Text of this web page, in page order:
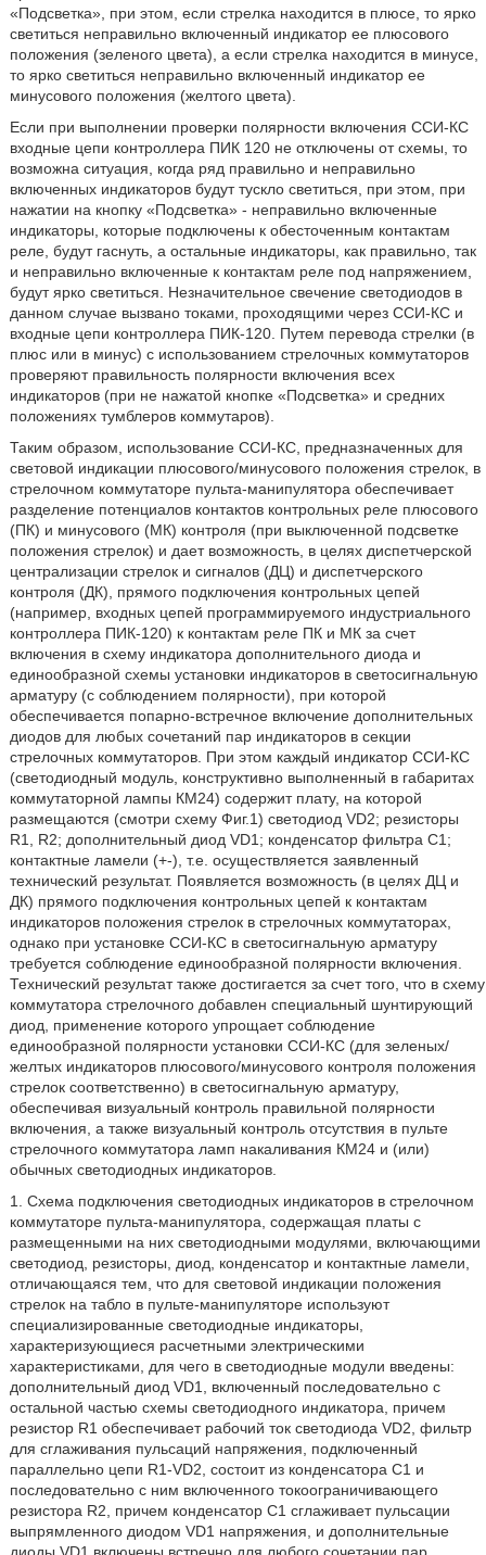
«Подсветка», при этом, если стрелка находится в плюсе, то ярко
светиться неправильно включенный индикатор ее плюсового
положения (зеленого цвета), а если стрелка находится в минусе,
то ярко светиться неправильно включенный индикатор ее
минусового положения (желтого цвета).
Если при выполнении проверки полярности включения ССИ-КС
входные цепи контроллера ПИК 120 не отключены от схемы, то
возможна ситуация, когда ряд правильно и неправильно
включенных индикаторов будут тускло светиться, при этом, при
нажатии на кнопку «Подсветка» - неправильно включенные
индикаторы, которые подключены к обесточенным контактам
реле, будут гаснуть, а остальные индикаторы, как правильно, так
и неправильно включенные к контактам реле под напряжением,
будут ярко светиться. Незначительное свечение светодиодов в
данном случае вызвано токами, проходящими через ССИ-КС и
входные цепи контроллера ПИК-120. Путем перевода стрелки (в
плюс или в минус) с использованием стрелочных коммутаторов
проверяют правильность полярности включения всех
индикаторов (при не нажатой кнопке «Подсветка» и средних
положениях тумблеров коммутаров).
Таким образом, использование ССИ-КС, предназначенных для
световой индикации плюсового/минусового положения стрелок, в
стрелочном коммутаторе пульта-манипулятора обеспечивает
разделение потенциалов контактов контрольных реле плюсового
(ПК) и минусового (МК) контроля (при выключенной подсветке
положения стрелок) и дает возможность, в целях диспетчерской
централизации стрелок и сигналов (ДЦ) и диспетчерского
контроля (ДК), прямого подключения контрольных цепей
(например, входных цепей программируемого индустриального
контроллера ПИК-120) к контактам реле ПК и МК за счет
включения в схему индикатора дополнительного диода и
единообразной схемы установки индикаторов в светосигнальную
арматуру (с соблюдением полярности), при которой
обеспечивается попарно-встречное включение дополнительных
диодов для любых сочетаний пар индикаторов в секции
стрелочных коммутаторов. При этом каждый индикатор ССИ-КС
(светодиодный модуль, конструктивно выполненный в габаритах
коммутаторной лампы КМ24) содержит плату, на которой
размещаются (смотри схему Фиг.1) светодиод VD2; резисторы
R1, R2; дополнительный диод VD1; конденсатор фильтра С1;
контактные ламели (+-), т.е. осуществляется заявленный
технический результат. Появляется возможность (в целях ДЦ и
ДК) прямого подключения контрольных цепей к контактам
индикаторов положения стрелок в стрелочных коммутаторах,
однако при установке ССИ-КС в светосигнальную арматуру
требуется соблюдение единообразной полярности включения.
Технический результат также достигается за счет того, что в схему
коммутатора стрелочного добавлен специальный шунтирующий
диод, применение которого упрощает соблюдение
единообразной полярности установки ССИ-КС (для зеленых/
желтых индикаторов плюсового/минусового контроля положения
стрелок соответственно) в светосигнальную арматуру,
обеспечивая визуальный контроль правильной полярности
включения, а также визуальный контроль отсутствия в пульте
стрелочного коммутатора ламп накаливания КМ24 и (или)
обычных светодиодных индикаторов.
1. Схема подключения светодиодных индикаторов в стрелочном
коммутаторе пульта-манипулятора, содержащая платы с
размещенными на них светодиодными модулями, включающими
светодиод, резисторы, диод, конденсатор и контактные ламели,
отличающаяся тем, что для световой индикации положения
стрелок на табло в пульте-манипуляторе используют
специализированные светодиодные индикаторы,
характеризующиеся расчетными электрическими
характеристиками, для чего в светодиодные модули введены:
дополнительный диод VD1, включенный последовательно с
остальной частью схемы светодиодного индикатора, причем
резистор R1 обеспечивает рабочий ток светодиода VD2, фильтр
для сглаживания пульсаций напряжения, подключенный
параллельно цепи R1-VD2, состоит из конденсатора С1 и
последовательно с ним включенного токоограничивающего
резистора R2, причем конденсатор С1 сглаживает пульсации
выпрямленного диодом VD1 напряжения, и дополнительные